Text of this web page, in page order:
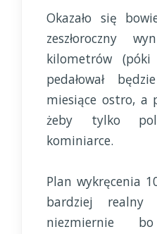
Okazało się
zeszłoroczny
kilometrów (póki
pedałował
miesiące ostro, a
żeby tylko
kominiarce.
Plan wykręcenia
bardziej realny
niezmiernie